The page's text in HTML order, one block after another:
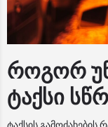
როგორ
ტაქსი
ტაქსის გამოძახების